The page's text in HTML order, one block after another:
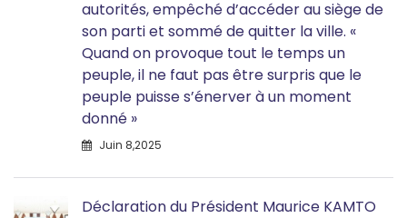
autorités, empêché d’accéder au siège de
son parti et sommé de quitter la ville. «
Quand on provoque tout le temps un
peuple, il ne faut pas être surpris que le
peuple puisse s’énerver à un moment
donné »
Juin 8,2025
Déclaration du Président Maurice KAMTO